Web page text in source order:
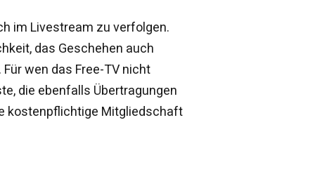
im Livestream zu verfolgen.
das Geschehen auch
wen das Free-TV nicht
die ebenfalls Übertragungen
kostenpflichtige Mitgliedschaft